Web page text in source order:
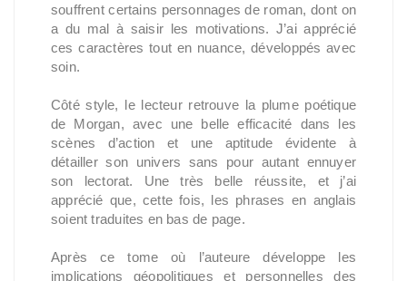
souffrent certains personnages de roman, dont on
a du mal à saisir les motivations. J’ai apprécié
ces caractères tout en nuance, développés avec
soin.
Côté style, le lecteur retrouve la plume poétique
de Morgan, avec une belle efficacité dans les
scènes d’action et une aptitude évidente à
détailler son univers sans pour autant ennuyer
son lectorat. Une très belle réussite, et j’ai
apprécié que, cette fois, les phrases en anglais
soient traduites en bas de page.
Après ce tome où l’auteure développe les
implications géopolitiques et personnelles des